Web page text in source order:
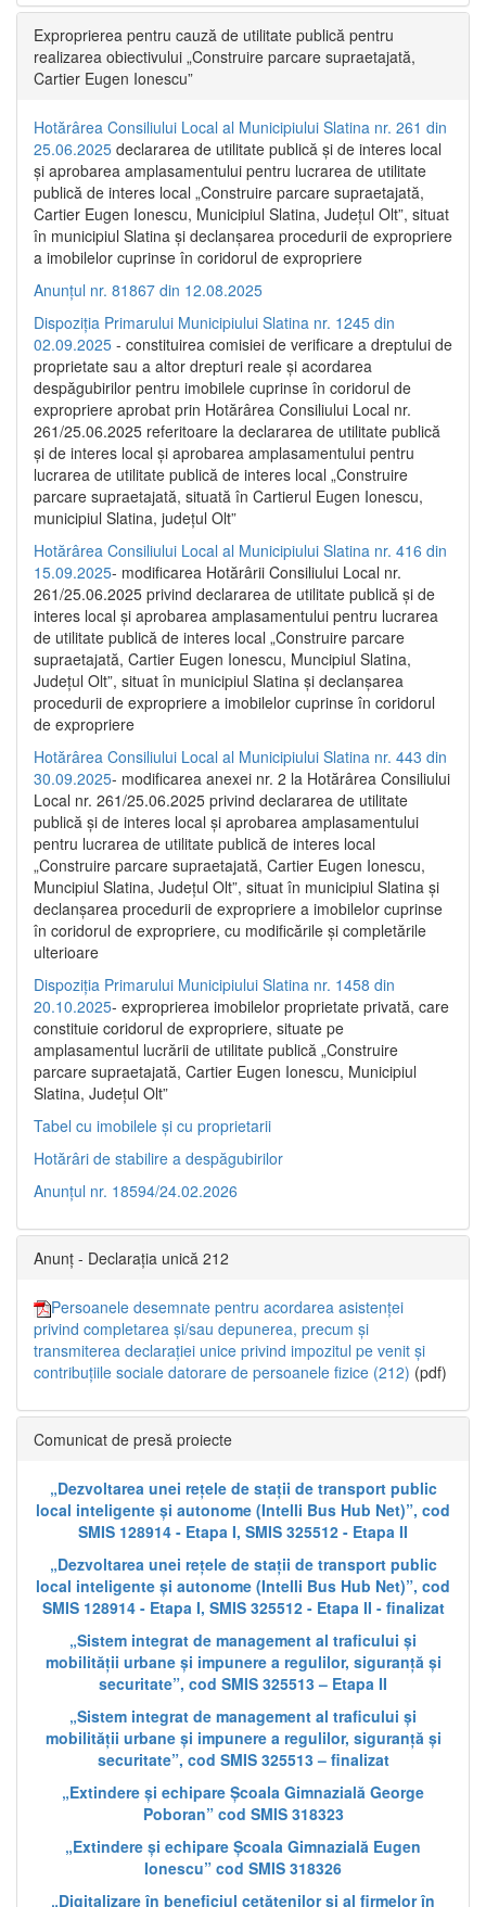
Exproprierea pentru cauză de utilitate publică pentru
realizarea obiectivului „Construire parcare supraetajată,
Cartier Eugen Ionescu”
Hotărârea Consiliului Local al Municipiului Slatina nr. 261 din
25.06.2025 declararea de utilitate publică și de interes local
și aprobarea amplasamentului pentru lucrarea de utilitate
publică de interes local „Construire parcare supraetajată,
Cartier Eugen Ionescu, Municipiul Slatina, Județul Olt”, situat
în municipiul Slatina și declanșarea procedurii de expropriere
a imobilelor cuprinse în coridorul de expropriere
Anunțul nr. 81867 din 12.08.2025
Dispoziția Primarului Municipiului Slatina nr. 1245 din
02.09.2025 - constituirea comisiei de verificare a dreptului de
proprietate sau a altor drepturi reale și acordarea
despăgubirilor pentru imobilele cuprinse în coridorul de
expropriere aprobat prin Hotărârea Consiliului Local nr.
261/25.06.2025 referitoare la declararea de utilitate publică
și de interes local și aprobarea amplasamentului pentru
lucrarea de utilitate publică de interes local „Construire
parcare supraetajată, situată în Cartierul Eugen Ionescu,
municipiul Slatina, județul Olt”
Hotărârea Consiliului Local al Municipiului Slatina nr. 416 din
15.09.2025- modificarea Hotărârii Consiliului Local nr.
261/25.06.2025 privind declararea de utilitate publică și de
interes local și aprobarea amplasamentului pentru lucrarea
de utilitate publică de interes local „Construire parcare
supraetajată, Cartier Eugen Ionescu, Muncipiul Slatina,
Județul Olt”, situat în municipiul Slatina și declanșarea
procedurii de expropriere a imobilelor cuprinse în coridorul
de expropriere
Hotărârea Consiliului Local al Municipiului Slatina nr. 443 din
30.09.2025- modificarea anexei nr. 2 la Hotărârea Consiliului
Local nr. 261/25.06.2025 privind declararea de utilitate
publică şi de interes local şi aprobarea amplasamentului
pentru lucrarea de utilitate publică de interes local
„Construire parcare supraetajată, Cartier Eugen Ionescu,
Muncipiul Slatina, Judeţul Olt”, situat în municipiul Slatina şi
declanşarea procedurii de expropriere a imobilelor cuprinse
în coridorul de expropriere, cu modificările şi completările
ulterioare
Dispoziția Primarului Municipiului Slatina nr. 1458 din
20.10.2025- exproprierea imobilelor proprietate privată, care
constituie coridorul de expropriere, situate pe
amplasamentul lucrării de utilitate publică „Construire
parcare supraetajată, Cartier Eugen Ionescu, Municipiul
Slatina, Județul Olt”
Tabel cu imobilele și cu proprietarii
Hotărâri de stabilire a despăgubirilor
Anunțul nr. 18594/24.02.2026
Anunț - Declarația unică 212
Persoanele desemnate pentru acordarea asistenței
privind completarea și/sau depunerea, precum și
transmiterea declarației unice privind impozitul pe venit și
contribuțiile sociale datorare de persoanele fizice (212) (pdf)
Comunicat de presă proiecte
„Dezvoltarea unei rețele de stații de transport public
local inteligente și autonome (Intelli Bus Hub Net)”, cod
SMIS 128914 - Etapa I, SMIS 325512 - Etapa II
„Dezvoltarea unei rețele de stații de transport public
local inteligente și autonome (Intelli Bus Hub Net)”, cod
SMIS 128914 - Etapa I, SMIS 325512 - Etapa II - finalizat
„Sistem integrat de management al traficului și
mobilității urbane și impunere a regulilor, siguranță și
securitate”, cod SMIS 325513 – Etapa II
„Sistem integrat de management al traficului și
mobilității urbane și impunere a regulilor, siguranță și
securitate”, cod SMIS 325513 – finalizat
„Extindere și echipare Școala Gimnazială George
Poboran” cod SMIS 318323
„Extindere și echipare Școala Gimnazială Eugen
Ionescu” cod SMIS 318326
„Digitalizare în beneficiul cetățenilor și al firmelor în